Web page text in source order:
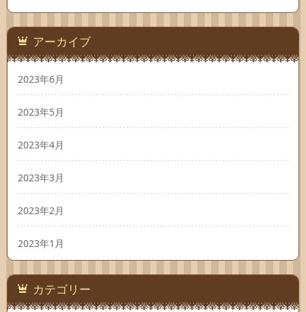
アーカイブ
2023年6月
2023年5月
2023年4月
2023年3月
2023年2月
2023年1月
カテゴリー